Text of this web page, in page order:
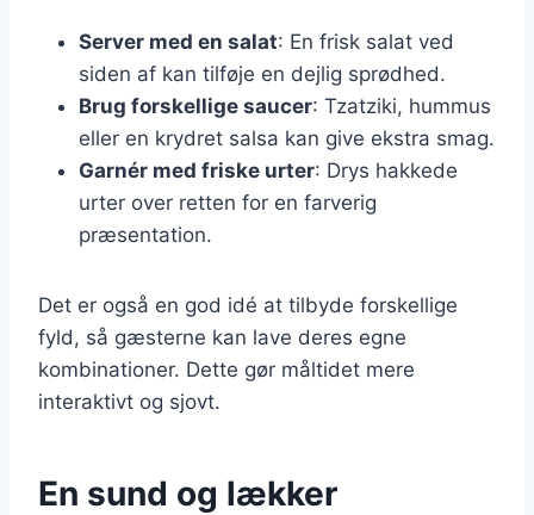
Server med en salat: En frisk salat ved
siden af kan tilføje en dejlig sprødhed.
Brug forskellige saucer: Tzatziki, hummus
eller en krydret salsa kan give ekstra smag.
Garnér med friske urter: Drys hakkede
urter over retten for en farverig
præsentation.
Det er også en god idé at tilbyde forskellige
fyld, så gæsterne kan lave deres egne
kombinationer. Dette gør måltidet mere
interaktivt og sjovt.
En sund og lækker